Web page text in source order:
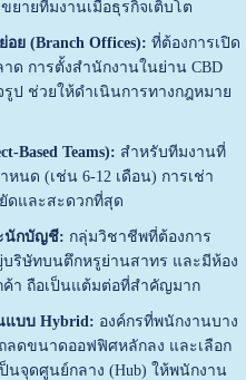
ายทีมงานเมื่อธุรกิจเติบโต
ย (Branch Offices): ที่ต้องการเปิด
ด การตั้งสำนักงานในย่าน CBD
ป ช่วยให้ดำเนินการทางกฎหมาย
Based Teams): สำหรับทีมงานที่
นด (เช่น 6-12 เดือน) การเช่า
ดและสะดวกที่สุด
นักบัญชี: กลุ่มวิชาชีพที่ต้องการ
ริษัทบนตึกหรูย่านสาทร และมีห้อง
า ถือเป็นแต้มต่อที่สำคัญมาก
แบบ Hybrid: องค์กรที่พนักงานบาง
ลดขนาดออฟฟิศหลักลง และเลือก
นจุดศูนย์กลาง (Hub) ให้พนักงาน